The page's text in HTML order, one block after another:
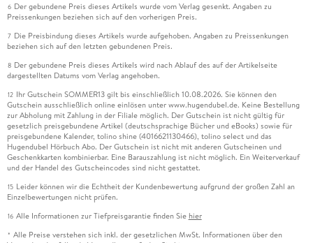
6 Der gebundene Preis dieses Artikels wurde vom Verlag gesenkt. Angaben zu
Preissenkungen beziehen sich auf den vorherigen Preis.
7 Die Preisbindung dieses Artikels wurde aufgehoben. Angaben zu Preissenkungen
beziehen sich auf den letzten gebundenen Preis.
8 Der gebundene Preis dieses Artikels wird nach Ablauf des auf der Artikelseite
dargestellten Datums vom Verlag angehoben.
12 Ihr Gutschein SOMMER13 gilt bis einschließlich 10.08.2026. Sie können den
Gutschein ausschließlich online einlösen unter www.hugendubel.de. Keine Bestellung
zur Abholung mit Zahlung in der Filiale möglich. Der Gutschein ist nicht gültig für
gesetzlich preisgebundene Artikel (deutschsprachige Bücher und eBooks) sowie für
preisgebundene Kalender, tolino shine (4016621130466), tolino select und das
Hugendubel Hörbuch Abo. Der Gutschein ist nicht mit anderen Gutscheinen und
Geschenkkarten kombinierbar. Eine Barauszahlung ist nicht möglich. Ein Weiterverkauf
und der Handel des Gutscheincodes sind nicht gestattet.
15 Leider können wir die Echtheit der Kundenbewertung aufgrund der großen Zahl an
Einzelbewertungen nicht prüfen.
16 Alle Informationen zur Tiefpreisgarantie finden Sie hier
* Alle Preise verstehen sich inkl. der gesetzlichen MwSt. Informationen über den